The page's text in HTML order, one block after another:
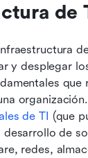
de
y desplegar
que
de TI (que
desarrollo de
redes,